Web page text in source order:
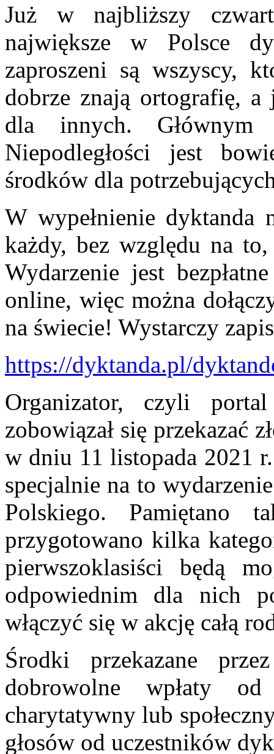
Już w najbliższy
największe w Polsce
zaproszeni są wszyscy,
dobrze znają ortografię, a
dla innych.
Niepodległości jest
środków dla
W wypełnienie dyktanda
każdy, bez względu na
Wydarzenie jest
online, więc można
na świecie! Wystarczy
https://dyktanda.pl/
Organizator, czyli
zobowiązał się przekazać
w dniu 11 listopada 2021
specjalnie na to
Polskiego. Pamiętano
przygotowano kilka
pierwszoklasiści będą
odpowiednim dla nich
włączyć się w akcję całą
Środki przekazane
dobrowolne wpłaty
charytatywny lub
głosów od uczestników